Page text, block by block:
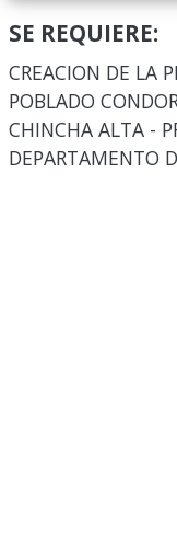
SE REQUIERE:
CREACION DE LA
POBLADO
CHINCHA ALTA -
DEPARTAMENTO